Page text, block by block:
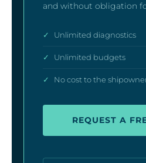
and without obligation
✓ Unlimited diagnostics
✓ Unlimited budgets
✓ No cost to the
REQUEST A